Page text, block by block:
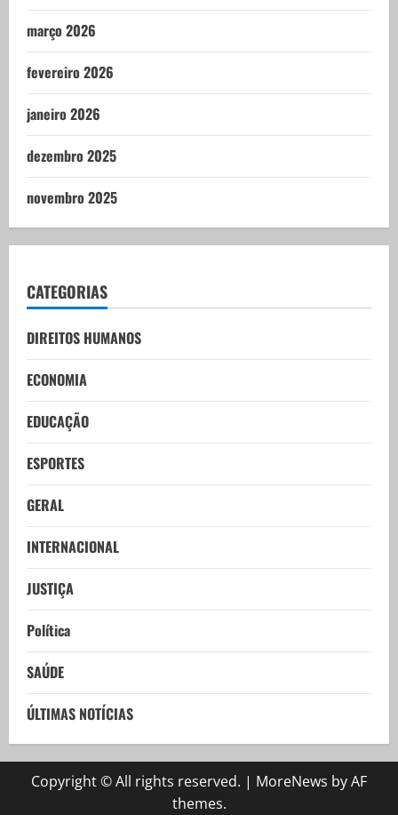
março 2026
fevereiro 2026
janeiro 2026
dezembro 2025
novembro 2025
CATEGORIAS
DIREITOS HUMANOS
ECONOMIA
EDUCAÇÃO
ESPORTES
GERAL
INTERNACIONAL
JUSTIÇA
Política
SAÚDE
ÚLTIMAS NOTÍCIAS
Copyright © All rights reserved. | MoreNews by AF
themes.